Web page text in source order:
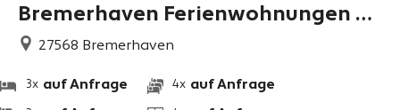
Bremerhaven Ferienwohnungen N
ähe Stadtzentrum
27568 Bremerhaven
3x auf Anfrage 4x auf Anfrage